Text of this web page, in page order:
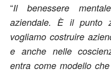
“Il benessere
aziendale. È il punto
vogliamo costruire
e anche nelle
entra come modello